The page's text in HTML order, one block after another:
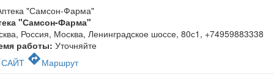
"Самсон-Фарма"
Россия, Москва, Ленинградское шоссе, 80с1 , +74959883338
работы: Уточняйте
САЙТ directionsМаршрут